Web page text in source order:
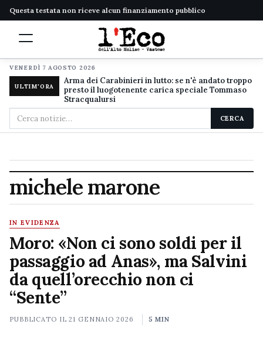
Questa testata non riceve alcun finanziamento pubblico
VENERDÌ 7 AGOSTO 2026
ULTIM'ORA
Arma dei Carabinieri in lutto: se n'è andato troppo
presto il luogotenente carica speciale Tommaso
Stracqualursi
Cerca
nel
CERCA
michele marone
IN EVIDENZA
Moro: «Non ci sono soldi per il
passaggio ad Anas», ma Salvini
da quell’orecchio non ci
“Sente”
PUBBLICATO IL21 GENNAIO 2026 5 MIN